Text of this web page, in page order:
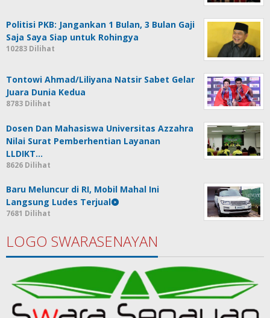
Politisi PKB: Jangankan 1 Bulan, 3 Bulan Gaji
Saja Saya Siap untuk Rohingya
10283 Dilihat
Tontowi Ahmad/Liliyana Natsir Sabet Gelar
Juara Dunia Kedua
8783 Dilihat
Dosen Dan Mahasiswa Universitas Azzahra
Nilai Surat Pemberhentian Layanan
LLDIKT…
8626 Dilihat
Baru Meluncur di RI, Mobil Mahal Ini
Langsung Ludes Terjual
7681 Dilihat
LOGO SWARASENAYAN